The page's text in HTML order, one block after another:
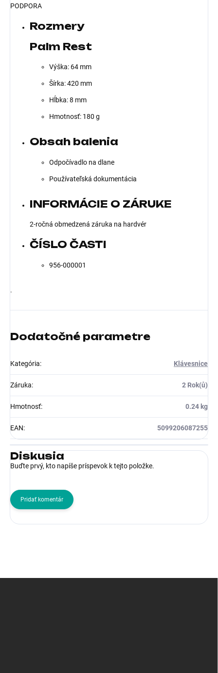
PODPORA
Rozmery
Palm Rest
Výška: 64 mm
Šírka: 420 mm
Hĺbka: 8 mm
Hmotnosť: 180 g
Obsah balenia
Odpočívadlo na dlane
Používateľská dokumentácia
INFORMÁCIE O ZÁRUKE
2-ročná obmedzená záruka na hardvér
ČÍSLO ČASTI
956-000001
.
Dodatočné parametre
Kategória: Klávesnice
Záruka: 2 Rok(ů)
Hmotnosť: 0.24 kg
EAN: 5099206087255
Diskusia
Buďte prvý, kto napíše príspevok k tejto položke.
Pridať komentár